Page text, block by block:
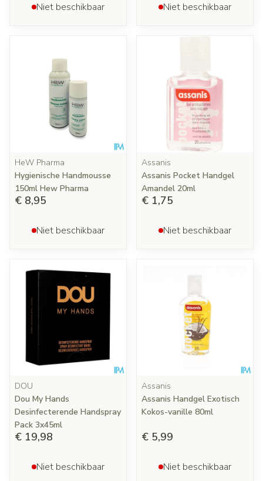
Niet beschikbaar Niet beschikbaar
HeW Pharma
Hygienische Handmousse
150ml Hew Pharma
€ 8,95
Niet beschikbaar
Assanis
Assanis Pocket Handgel
Amandel 20ml
€ 1,75
Niet beschikbaar
DOU
Dou My Hands
Desinfecterende Handspray
Pack 3x45ml
€ 19,98
Niet beschikbaar
Assanis
Assanis Handgel Exotisch
Kokos-vanille 80ml
€ 5,99
Niet beschikbaar